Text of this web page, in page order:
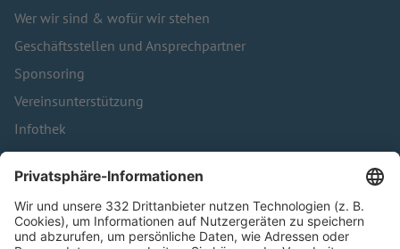
Wer wir sind & wofür wir stehen
Geschäftsstellen und Ansprechpartner
Sponsoring
Vereinsunterstützung
Infothek
Kontakt
HÄUFIG BESUCHTE SEITEN
Pässe und Vereinswechsel